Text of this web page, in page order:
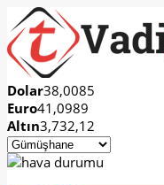
Dolar38,0085
Euro41,0989
Altın3,732,12